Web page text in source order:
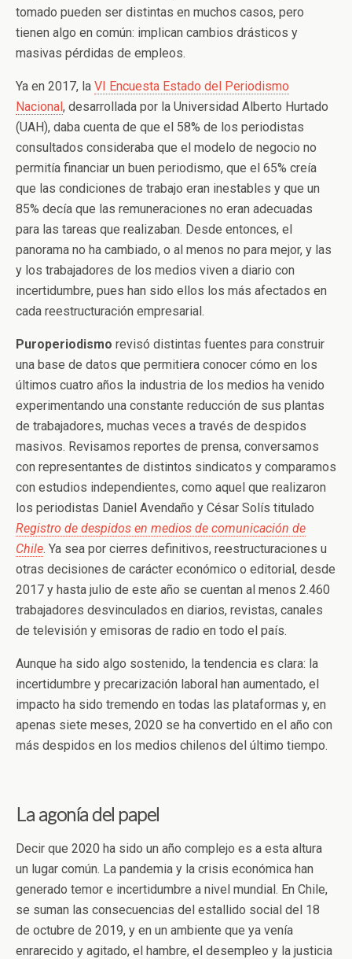
tomado pueden ser distintas en muchos casos, pero
tienen algo en común: implican cambios drásticos y
masivas pérdidas de empleos.
Ya en 2017, la VI Encuesta Estado del Periodismo
Nacional, desarrollada por la Universidad Alberto Hurtado
(UAH), daba cuenta de que el 58% de los periodistas
consultados consideraba que el modelo de negocio no
permitía financiar un buen periodismo, que el 65% creía
que las condiciones de trabajo eran inestables y que un
85% decía que las remuneraciones no eran adecuadas
para las tareas que realizaban. Desde entonces, el
panorama no ha cambiado, o al menos no para mejor, y las
y los trabajadores de los medios viven a diario con
incertidumbre, pues han sido ellos los más afectados en
cada reestructuración empresarial.
Puroperiodismo revisó distintas fuentes para construir
una base de datos que permitiera conocer cómo en los
últimos cuatro años la industria de los medios ha venido
experimentando una constante reducción de sus plantas
de trabajadores, muchas veces a través de despidos
masivos. Revisamos reportes de prensa, conversamos
con representantes de distintos sindicatos y comparamos
con estudios independientes, como aquel que realizaron
los periodistas Daniel Avendaño y César Solís titulado
Registro de despidos en medios de comunicación de
Chile. Ya sea por cierres definitivos, reestructuraciones u
otras decisiones de carácter económico o editorial, desde
2017 y hasta julio de este año se cuentan al menos 2.460
trabajadores desvinculados en diarios, revistas, canales
de televisión y emisoras de radio en todo el país.
Aunque ha sido algo sostenido, la tendencia es clara: la
incertidumbre y precarización laboral han aumentado, el
impacto ha sido tremendo en todas las plataformas y, en
apenas siete meses, 2020 se ha convertido en el año con
más despidos en los medios chilenos del último tiempo.
La agonía del papel
Decir que 2020 ha sido un año complejo es a esta altura
un lugar común. La pandemia y la crisis económica han
generado temor e incertidumbre a nivel mundial. En Chile,
se suman las consecuencias del estallido social del 18
de octubre de 2019, y en un ambiente que ya venía
enrarecido y agitado, el hambre, el desempleo y la justicia